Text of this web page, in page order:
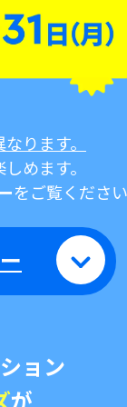
ります。
めます。
をご覧くださ
ョン